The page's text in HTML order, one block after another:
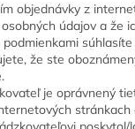
objednávky z
údajov a že
podmienkami
že ste
je oprávnený